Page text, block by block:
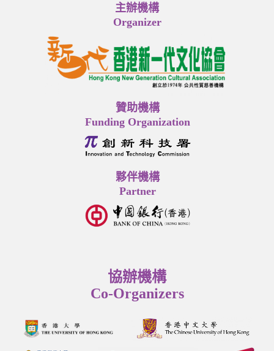
主辦機構
Organizer
贊助機構
Funding Organization
夥伴機構
Partner
協辦機構
Co-Organizers